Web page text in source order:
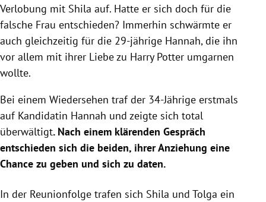
Verlobung mit Shila auf. Hatte er sich doch für die
falsche Frau entschieden? Immerhin schwärmte er
auch gleichzeitig für die 29-jährige Hannah, die ihn
vor allem mit ihrer Liebe zu Harry Potter umgarnen
wollte.
Bei einem Wiedersehen traf der 34-Jährige erstmals
auf Kandidatin Hannah und zeigte sich total
überwältigt. Nach einem klärenden Gespräch
entschieden sich die beiden, ihrer Anziehung eine
Chance zu geben und sich zu daten.
In der Reunionfolge trafen sich Shila und Tolga ein